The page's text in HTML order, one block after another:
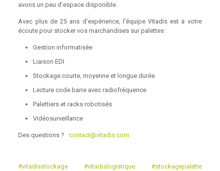
avons un peu d’espace disponible.
Avec plus de 25 ans d’expérience, l’équipe Vitadis est à votre
écoute pour stocker vos marchandises sur palettes :
Gestion informatisée
Liaison EDI
Stockage courte, moyenne et longue durée
Lecture code barre avec radiofréquence
Palettiers et racks robotisés
Vidéosurveillance
Des questions ?contact@vitadis.com
#vitadisstockage #vitadislogistique
#stockagepalette